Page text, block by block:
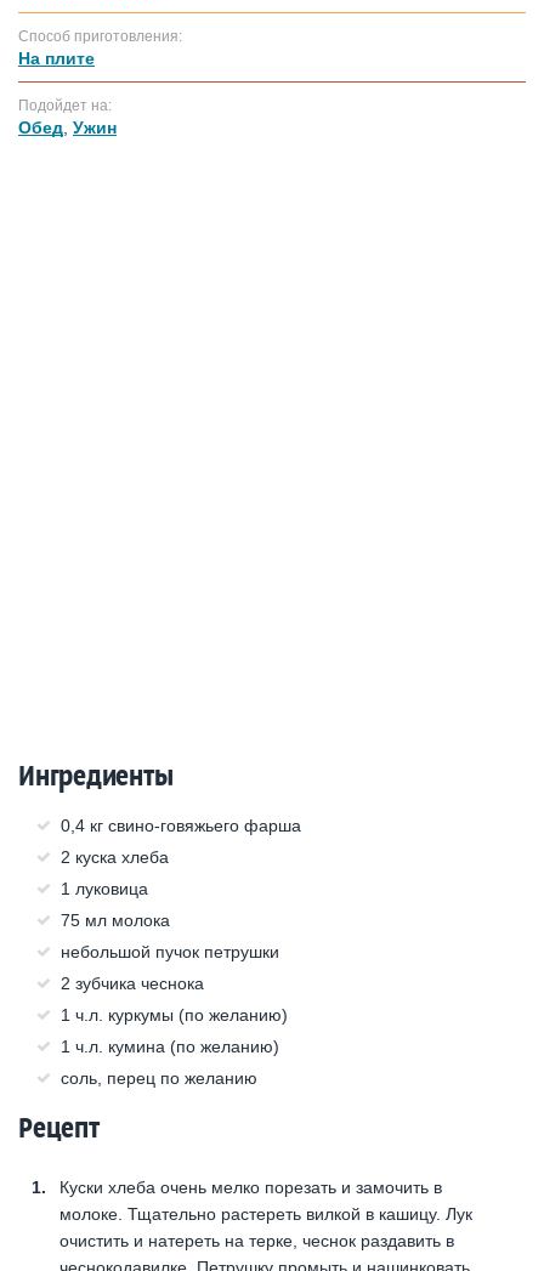
Способ приготовления:
На плите
Подойдет на:
Обед Ужин
Ингредиенты
0,4 кг свино-говяжьего фарша
2 куска хлеба
1 луковица
75 мл молока
небольшой пучок петрушки
2 зубчика чеснока
1 ч.л. куркумы (по желанию)
1 ч.л. кумина (по желанию)
соль, перец по желанию
Рецепт
Куски хлеба очень мелко порезать и замочить в
молоке. Тщательно растереть вилкой в кашицу. Лук
очистить и натереть на терке, чеснок раздавить в
чеснокодавилке. Петрушку промыть и нашинковать.